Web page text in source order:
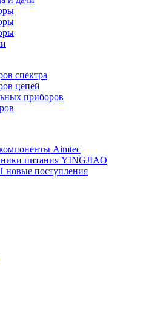
спектра
цепей
приборов
Aimtec
питания YINGJIAO
поступления